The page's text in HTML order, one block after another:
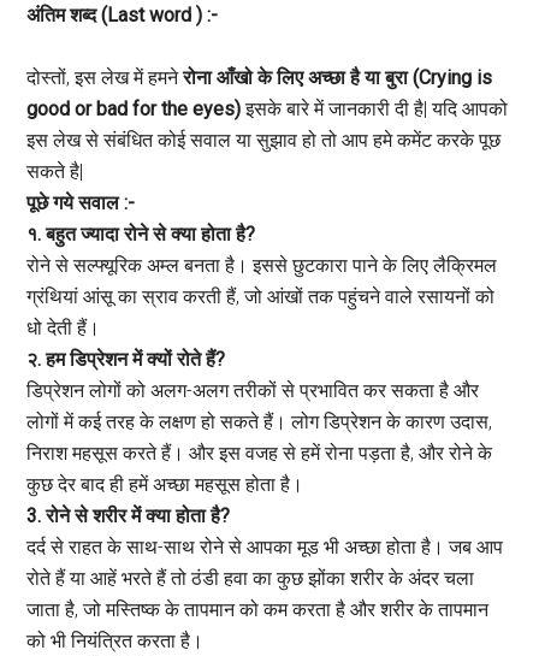
अंतिम शब्द (Last word ) :-
दोस्तों, इस लेख में हमनेरोना आँखो के लिए अच्छा है या बुरा (Crying is
good or bad for the eyes)इसके बारे में जानकारी दी है| यदि आपको
इस लेख से संबंधित कोई सवाल या सुझाव हो तो आप हमे कमेंट करके पूछ
सकते है|
पूछे गये सवाल :-
१. बहुत ज्यादा रोने से क्या होता है?
रोने से सल्फ्यूरिक अम्ल बनता है। इससे छुटकारा पाने के लिए लैक्रिमल
ग्रंथियां आंसू का स्राव करती हैं, जो आंखों तक पहुंचने वाले रसायनों को
धो देती हैं।
२. हम डिप्रेशन में क्यों रोते हैं?
डिप्रेशन लोगों को अलग-अलग तरीकों से प्रभावित कर सकता है और
लोगों में कई तरह के लक्षण हो सकते हैं। लोग डिप्रेशन के कारण उदास,
निराश महसूस करते हैं। और इस वजह से हमें रोना पड़ता है, और रोने के
कुछ देर बाद ही हमें अच्छा महसूस होता है।
3. रोने से शरीर में क्या होता है?
दर्द से राहत के साथ-साथ रोने से आपका मूड भी अच्छा होता है। जब आप
रोते हैं या आहें भरते हैं तो ठंडी हवा का कुछ झोंका शरीर के अंदर चला
जाता है, जो मस्तिष्क के तापमान को कम करता है और शरीर के तापमान
को भी नियंत्रित करता है।